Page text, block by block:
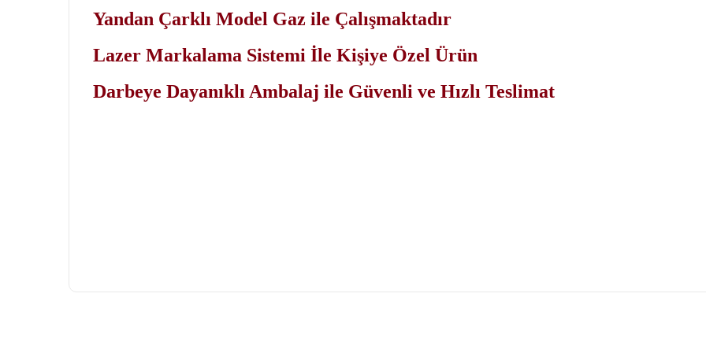
Yandan Çarklı Model Gaz ile Çalışmaktadır
Lazer Markalama Sistemi İle Kişiye Özel Ürün
Darbeye Dayanıklı Ambalaj ile Güvenli ve Hızlı Teslimat